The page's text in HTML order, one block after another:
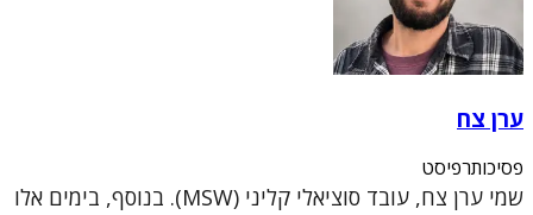
ערן צח
פסיכותרפיסט
שמי ערן צח, עובד סוציאלי קליני (MSW). בנוסף, בימים אלו